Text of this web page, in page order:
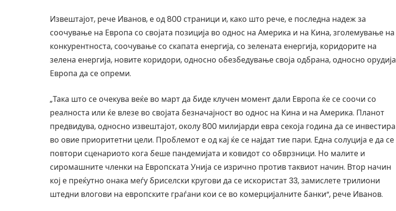
Извештајот, рече Иванов, е од 800 страници и, како што рече, е последна надеж за
соочување на Европа со својата позиција во однос на Америка и на Кина, зголемување на
конкурентноста, соочување со скапата енергија, со зелената енергија, коридорите на
зелена енергија, новите коридори, односно обезбедување своја одбрана, односно орудија
Европа да се опреми.
„Така што се очекува веќе во март да биде клучен момент дали Европа ќе се соочи со
реалноста или ќе влезе во својата безначајност во однос на Кина и на Америка. Планот
предвидува, односно извештајот, околу 800 милијарди евра секоја година да се инвестира
во овие приоритетни цели. Проблемот е од кај ќе се најдат тие пари. Една солуција е да се
повтори сценариото кога беше пандемијата и ковидот со обврзници. Но малите и
сиромашните членки на Европската Унија се изрично против таквиот начин. Втор начин
кој е преќутно онака меѓу бриселски кругови да се искористат 33, замислете трилиони
штедни влогови на европските граѓани кои се во комерцијалните банки“, рече Иванов.